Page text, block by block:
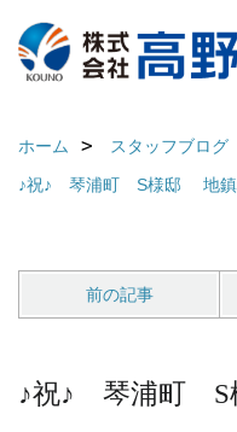
ホーム
スタッフブログ
♪祝♪ 琴浦町 S様邸 地鎮
前の記事
♪祝♪ 琴浦町